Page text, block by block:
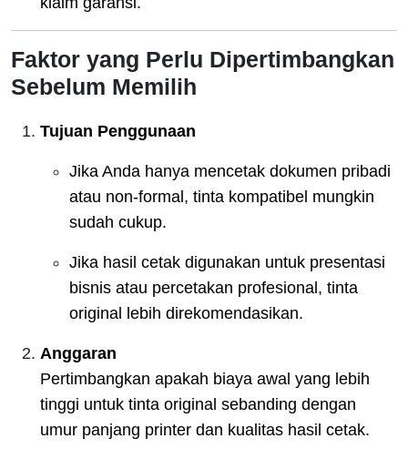
Faktor yang Perlu Dipertimbangkan
Sebelum Memilih
Tujuan Penggunaan
Jika Anda hanya mencetak dokumen pribadi
atau non-formal, tinta kompatibel mungkin
sudah cukup.
Jika hasil cetak digunakan untuk presentasi
bisnis atau percetakan profesional, tinta
original lebih direkomendasikan.
Anggaran
Pertimbangkan apakah biaya awal yang lebih
tinggi untuk tinta original sebanding dengan
umur panjang printer dan kualitas hasil cetak.